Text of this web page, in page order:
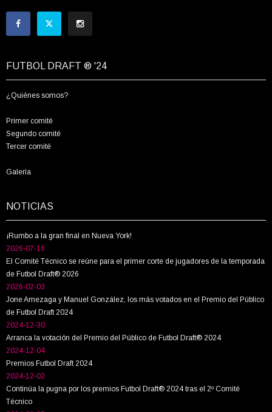
FUTBOL DRAFT ® '24
¿Quiénes somos?
Primer comité
Segundo comité
Tercer comité
Galería
NOTICIAS
¡Rumbo a la gran final en Nueva York!
2026-07-16
El Comité Técnico se reúne para el primer corte de jugadores de la temporada
de Futbol Draft® 2026
2026-02-03
Jone Amezaga y Manuel González, los más votados en el Premio del Público
de Futbol Draft 2024
2024-12-30
Arranca la votación del Premio del Público de Futbol Draft® 2024
2024-12-04
Premios Futbol Draft 2024
2024-12-02
Continúa la pugna por los premios Futbol Draft® 2024 tras el 2º Comité
Técnico